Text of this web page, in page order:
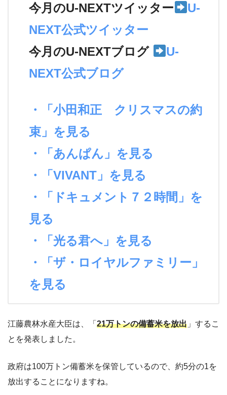
今月のU-NEXTツイッター
U-
NEXT公式ツイッター
今月のU-NEXTブログ
U-
NEXT公式ブログ
・「小田和正 クリスマスの約
束」を見る
・「あんぱん」を見る
・「VIVANT」を見る
・「ドキュメント７２時間」を
見る
・「光る君へ」を見る
・「ザ・ロイヤルファミリー」
を見る
江藤農林水産大臣は、「 21万トンの備蓄米を放出 」するこ
とを発表しました。
政府は100万トン備蓄米を保管しているので、約5分の1を
放出することになりますね。